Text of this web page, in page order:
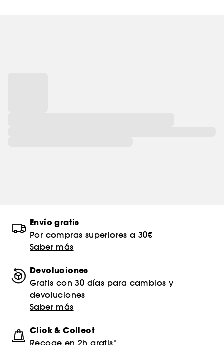
Envío gratis
Por compras superiores a 30€
Saber más
Devoluciones
Gratis con 30 días para cambios y
devoluciones
Saber más
Click & Collect
Recoge en 2h gratis*